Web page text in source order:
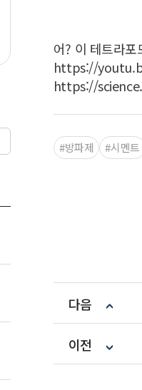
어? 이 테트라
https://
https://
#방파제 #시멘트
다음
이전